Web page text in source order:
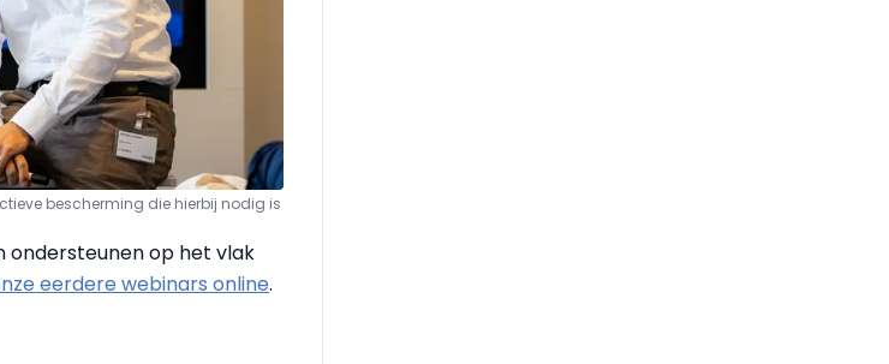
bescherming die hierbij nodig is
ondersteunen op het vlak
eerdere webinars online.